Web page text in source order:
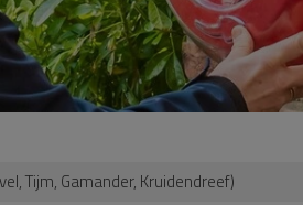
Tijm, Gamander, Kruidendreef)